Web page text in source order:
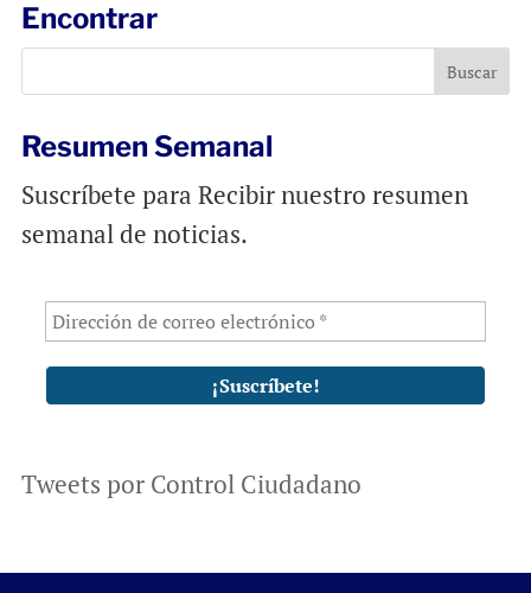
Encontrar
Resumen Semanal
Suscríbete para Recibir nuestro resumen
semanal de noticias.
Tweets por Control Ciudadano